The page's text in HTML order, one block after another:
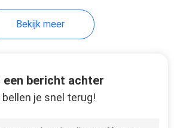
Bekijk meer
een bericht achter
bellen je snel terug!